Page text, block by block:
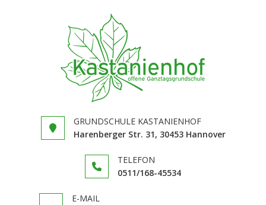
GRUNDSCHULE KASTANIENHOF
Harenberger Str. 31, 30453 Hannover
TELEFON
0511/168-​45534
E-MAIL